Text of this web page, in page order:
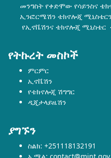
መንግስት የቀድሞው የሳይንስና
ኢንፎርሜሽን ቴክኖሎጂ
የኢኖቬሽንና ቴክኖሎጂ ሚኒስቴር
የትኩረት መስኮች
ምርምር
ኢኖቬሽን
የቴክኖሎጂ ሽግግር
ዲጂታላይዜሽን
ያግኙን
ስልክ: +251118132191